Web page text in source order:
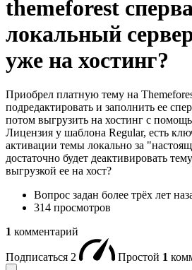
themeforest
локальный
уже на хостинг?
Приобрел платную тему на
подредактировать и заполнить ее
потом выгрузить на хостинг с
Лицензия у шаблона Regular, есть
активации темы локально за
достаточно будет деактивировать
выгрузкой ее на хост?
Вопрос задан более трёх лет
314 просмотров
1 комментарий
Подписаться 2 Простой 1